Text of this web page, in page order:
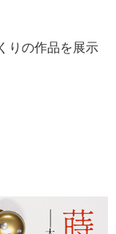
りの作品を展示